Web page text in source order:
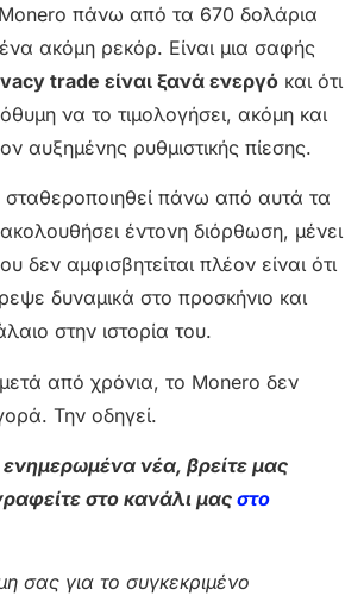
πάνω από τα 670 δολάρια
ακόμη ρεκόρ. Είναι μια σαφής
trade είναι ξανά ενεργό και ότι
να το τιμολογήσει, ακόμη και
αυξημένης ρυθμιστικής πίεσης.
πάνω από αυτά τα
έντονη διόρθωση, μένει
δεν αμφισβητείται πλέον είναι ότι
δυναμικά στο προσκήνιο και
στην ιστορία του.
από χρόνια, το Monero δεν
Την οδηγεί.
ενημερωμένα νέα, βρείτε μας
στο κανάλι μαςστο
σας για το συγκεκριμένο